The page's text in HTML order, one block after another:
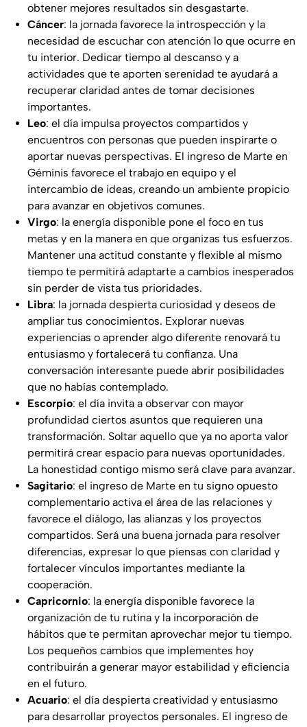
obtener mejores resultados sin desgastarte.
Cáncer: la jornada favorece la introspección y la
necesidad de escuchar con atención lo que ocurre en
tu interior. Dedicar tiempo al descanso y a
actividades que te aporten serenidad te ayudará a
recuperar claridad antes de tomar decisiones
importantes.
Leo: el día impulsa proyectos compartidos y
encuentros con personas que pueden inspirarte o
aportar nuevas perspectivas. El ingreso de Marte en
Géminis favorece el trabajo en equipo y el
intercambio de ideas, creando un ambiente propicio
para avanzar en objetivos comunes.
Virgo: la energía disponible pone el foco en tus
metas y en la manera en que organizas tus esfuerzos.
Mantener una actitud constante y flexible al mismo
tiempo te permitirá adaptarte a cambios inesperados
sin perder de vista tus prioridades.
Libra: la jornada despierta curiosidad y deseos de
ampliar tus conocimientos. Explorar nuevas
experiencias o aprender algo diferente renovará tu
entusiasmo y fortalecerá tu confianza. Una
conversación interesante puede abrir posibilidades
que no habías contemplado.
Escorpio: el día invita a observar con mayor
profundidad ciertos asuntos que requieren una
transformación. Soltar aquello que ya no aporta valor
permitirá crear espacio para nuevas oportunidades.
La honestidad contigo mismo será clave para avanzar.
Sagitario: el ingreso de Marte en tu signo opuesto
complementario activa el área de las relaciones y
favorece el diálogo, las alianzas y los proyectos
compartidos. Será una buena jornada para resolver
diferencias, expresar lo que piensas con claridad y
fortalecer vínculos importantes mediante la
cooperación.
Capricornio: la energía disponible favorece la
organización de tu rutina y la incorporación de
hábitos que te permitan aprovechar mejor tu tiempo.
Los pequeños cambios que implementes hoy
contribuirán a generar mayor estabilidad y eficiencia
en el futuro.
Acuario: el día despierta creatividad y entusiasmo
para desarrollar proyectos personales. El ingreso de